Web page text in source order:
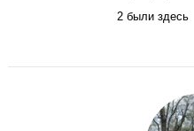
2 были здесь